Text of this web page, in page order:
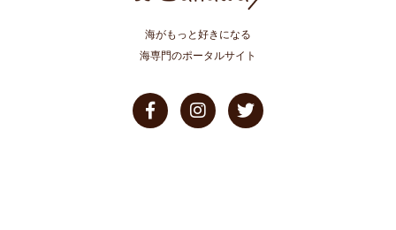
海がもっと好きになる
海専門のポータルサイト